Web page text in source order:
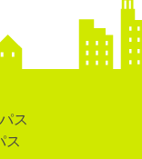
ス
ス